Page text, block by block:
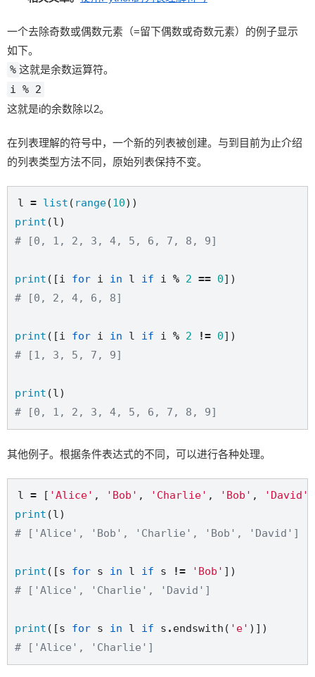
一个去除奇数或偶数元素（=留下偶数或奇数元素）的例子显示
如下。
% 这就是余数运算符。
i % 2
这就是i的余数除以2。
在列表理解的符号中，一个新的列表被创建。与到目前为止介绍
的列表类型方法不同，原始列表保持不变。
l = list ( range(10
print
# [0, 1, 2, 3, 4, 5, 6, 7, 8, 9]
print ([i for i in l if i % 2 == 0
# [0, 2, 4, 6, 8]
print ([i for i in l if i % 2 != 0
# [1, 3, 5, 7, 9]
print
# [0, 1, 2, 3, 4, 5, 6, 7, 8, 9]
其他例子。根据条件表达式的不同，可以进行各种处理。
l = [ 'Alice' , 'Bob' , 'Charlie' , 'Bob' ,
'David'
print
# ['Alice', 'Bob', 'Charlie', 'Bob', 'David']
print ([s for s in l if s != 'Bob'
# ['Alice', 'Charlie', 'David']
print ([s for s in l if s . endswith( 'e'
# ['Alice', 'Charlie']